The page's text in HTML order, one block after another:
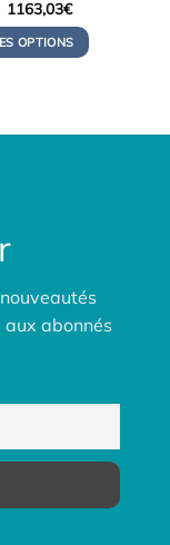
Le
prix
initial
était :
1163,03€Le
actuel
est :
OPTIONS
abonnés